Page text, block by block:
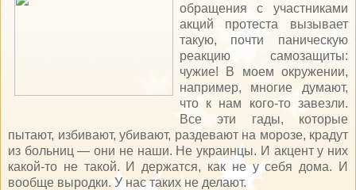
обращения с участниками
акций протеста вызывает
такую, почти паническую
реакцию самозащиты:
чужие! В моем окружении,
например, многие думают,
что к нам кого-то завезли.
Все эти гады, которые
пытают, избивают, убивают, раздевают на морозе, крадут
из больниц — они не наши. Не украинцы. И акцент у них
какой-то не такой. И держатся, как не у себя дома. И
вообще выродки. У нас таких не делают.